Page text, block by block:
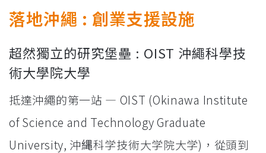
落地沖繩 : 創業支援設施
超然獨立的研究堡壘 : OIST 沖繩科學技
術大學院大學
抵達沖繩的第一站 — OIST (Okinawa Institute
of Science and Technology Graduate
University, 沖縄科学技術大学院大学)，從頭到